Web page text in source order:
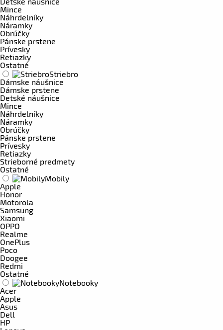
Mince
Náhrdelníky
Náramky
Obrúčky
Pánske prstene
Prívesky
Retiazky
Ostatné
Striebro
Dámske náušnice
Dámske prstene
Detské náušnice
Mince
Náhrdelníky
Náramky
Obrúčky
Pánske prstene
Prívesky
Retiazky
Strieborné predmety
Ostatné
Mobily
Apple
Honor
Motorola
Samsung
Xiaomi
OPPO
Realme
OnePlus
Poco
Doogee
Redmi
Ostatné
Notebooky
Acer
Apple
Asus
Dell
HP